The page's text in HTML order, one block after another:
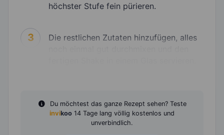
höchster Stufe fein pürieren.
3
Die restlichen Zutaten hinzufügen, alles
Du möchtest das ganze Rezept sehen? Teste
invikoo 14 Tage lang völlig kostenlos und
unverbindlich.